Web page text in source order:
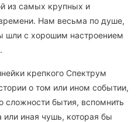
из самых крупных и
Нам весьма по душе,
шли с хорошим настроением
крепкого Спектрум
о том или ином событии,
сложности бытия, вспомнить
или иная чушь, которая бы